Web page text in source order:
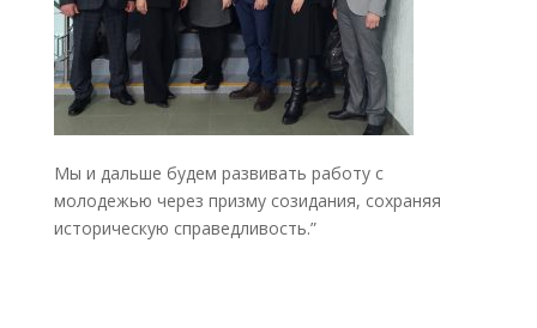
Мы и дальше будем развивать работу с
молодежью через призму созидания, сохраняя
историческую справедливость.”